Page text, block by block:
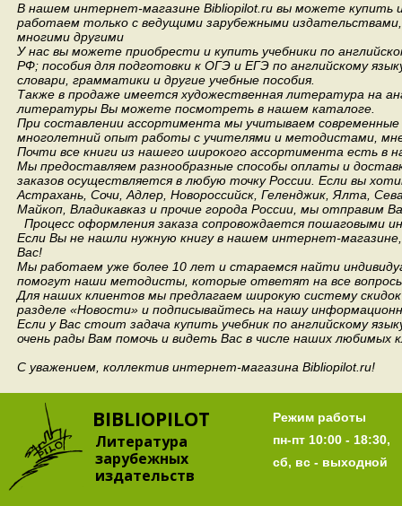
В нашем интернет-магазине Bibliopilot.ru вы можете купить
работаем только с ведущими зарубежными издательствами,
многими другими
У нас вы можете приобрести и купить учебники по
РФ; пособия для подготовки к ОГЭ и ЕГЭ по английскому
словари, грамматики и другие учебные пособия.
Также в продаже имеется художественная литература на
литературы Вы можете посмотреть в нашем каталоге.
При составлении ассортимента мы учитываем
многолетний опыт работы с учителями и методистами,
Почти все книги из нашего широкого ассортимента есть в
Мы предоставляем разнообразные способы оплаты и
заказов осуществляется в любую точку России. Если вы
Астрахань, Сочи, Адлер, Новороссийск, Геленджик, Ялта,
Майкоп, Владикавказ и прочие города России, мы отправим
Процесс оформления заказа сопровождается пошаговыми
Если Вы не нашли нужную книгу в нашем интернет-
Вас!
Мы работаем уже более 10 лет и стараемся найти
помогут наши методисты, которые ответят на все
Для наших клиентов мы предлагаем широкую систему
разделе «Новости» и подписывайтесь на нашу
Если у Вас стоит задача купить учебник по английскому
очень рады Вам помочь и видеть Вас в числе наших любимых
С уважением, коллектив интернет-магазина Bibliopilot.ru!
BIBLIOPILOT
Литература
зарубежных
издательств
Режим работы
пн-пт 10:00 - 18:30,
сб, вс - выходной